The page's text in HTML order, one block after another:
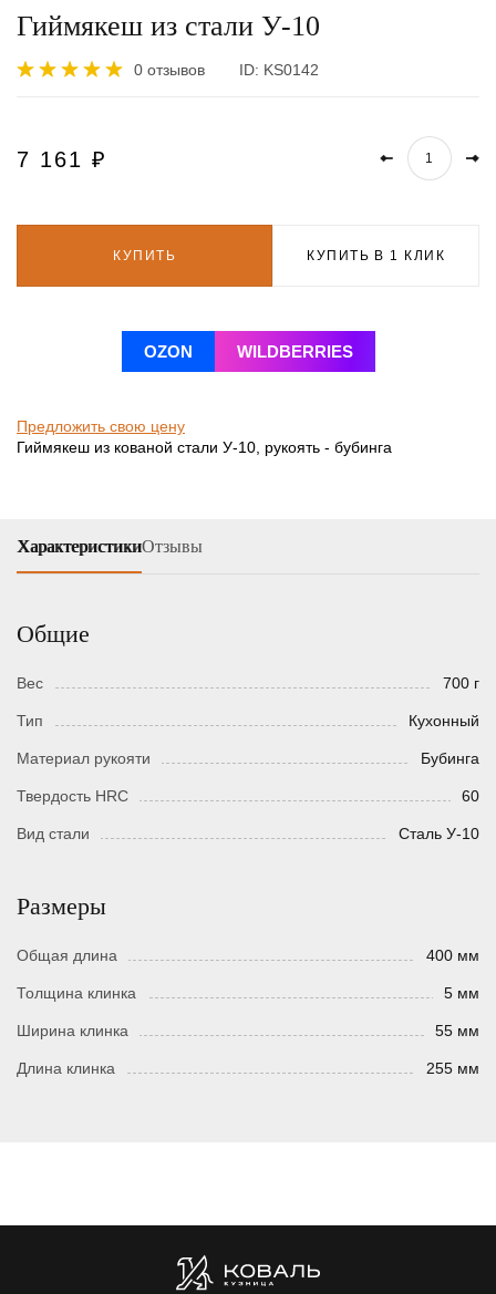
Гиймякеш из стали У-10
0 отзывов ID: KS0142
7 161 ₽
КУПИТЬ КУПИТЬ В 1 КЛИК
OZON WILDBERRIES
Предложить свою цену
Гиймякеш из кованой стали У-10, рукоять - бубинга
ХарактеристикиОтзывы
Общие
Вес 700 г
Тип Кухонный
Материал рукояти Бубинга
Твердость HRC 60
Вид стали Сталь У-10
Размеры
Общая длина 400 мм
Толщина клинка 5 мм
Ширина клинка 55 мм
Длина клинка 255 мм